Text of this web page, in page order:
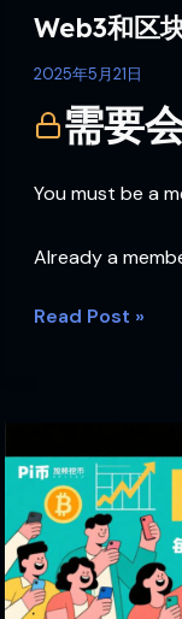
Web3和区
2025年5月21日
需要
You must be a
Already a
Read Post »
币，
加
密
世
界